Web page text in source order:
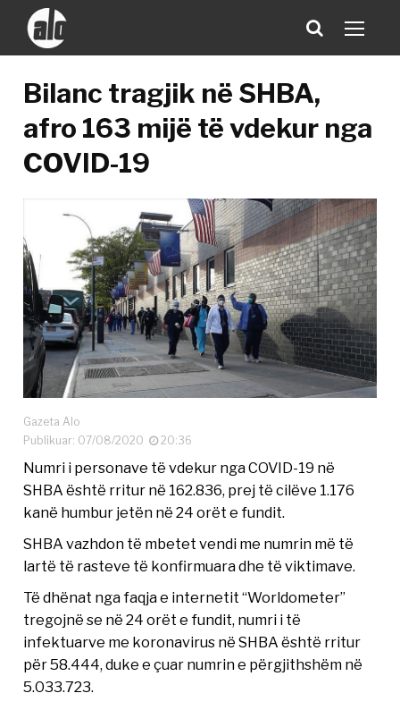
Bilanc tragjik në SHBA,
afro 163 mijë të vdekur nga
COVID-19
Gazeta Alo
Publikuar: 07/08/2020
20:36
Numri i personave të vdekur nga COVID-19 në
SHBA është rritur në 162.836, prej të cilëve 1.176
kanë humbur jetën në 24 orët e fundit.
SHBA vazhdon të mbetet vendi me numrin më të
lartë të rasteve të konfirmuara dhe të viktimave.
Të dhënat nga faqja e internetit “Worldometer”
tregojnë se në 24 orët e fundit, numri i të
infektuarve me koronavirus në SHBA është rritur
për 58.444, duke e çuar numrin e përgjithshëm në
5.033.723.